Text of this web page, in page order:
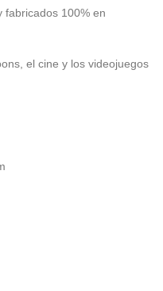
fabricados 100% en
el cine y los videojuegos